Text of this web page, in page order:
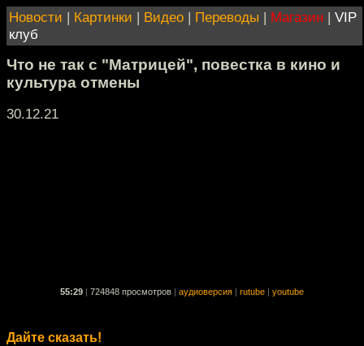
Новости | Картинки | Видео | Переводы | Магазин | VIP
клуб
Что не так с "Матрицей", повестка в кино и
культура отмены
30.12.21
55:29 724848 просмотров аудиоверсия rutube youtube
Дайте сказать!